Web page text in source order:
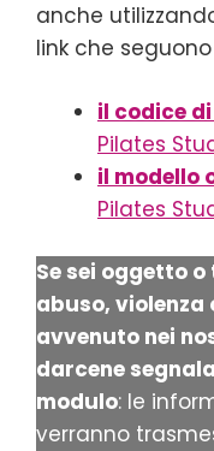
anche
link che
il codice
Pilates
il modello
Pilates
Se sei oggetto
abuso, violenza
avvenuto nei
darcene
modulo: le
verranno